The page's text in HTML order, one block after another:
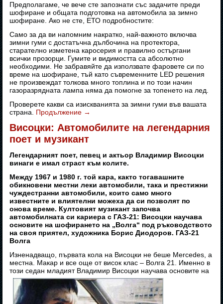
Предполагаме, че вече сте запознати със задачите преди
шофиране и общата подготовка на автомобила за зимно
шофиране. Ако не сте, ЕТО подробностите:
Само за да ви напомним накратко, най-важното включва
зимни гуми с достатъчна дълбочина на протектора,
старателно изметена каросерия и правилно остъргани
всички прозорци. Гумите и видимостта са абсолютно
необходими. Не забравяйте да използвате фаровете си по
време на шофиране, тъй като съвременните LED решения
не произвеждат толкова много топлина и по този начин
газоразрядната лампа няма да помогне за топенето на лед.
Проверете какви са изискванията за зимни гуми във вашата
страна. Продължение →
Висоцки: Автомобилите на легендарния
поет и музикант
Легендарният поет, певец и актьор Владимир Висоцки
винаги е имал страст към колите.
Между 1967 и 1980 г. той кара, както тогавашните
обикновени местни леки автомобили, така и престижни
чуждестранни автомобили, които само много
известните и влиятелни можеха да си позволят по
онова време. Култовият музикант започва
автомобилната си кариера с ГАЗ-21: Висоцки научава
основите на шофирането на „Волга“ под ръководството
на своя приятел, художника Борис Диодоров. ГАЗ-21
Волга
Изненадващо, първата кола на Висоцки не беше Mercedes, а
местна. Макар и все още от висок клас – Волга 21. Именно в
този седан младият Владимир Висоцки научава основите на